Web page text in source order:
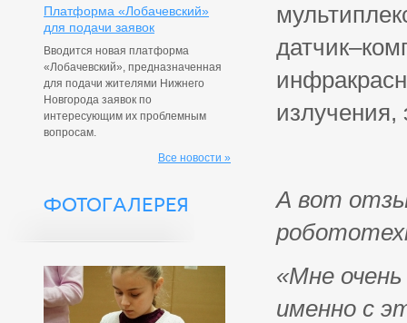
Платформа «Лобачевский»
для подачи заявок
Вводится новая платформа
«Лобачевский», предназначенная
для подачи жителями Нижнего
Новгорода заявок по
интересующим их проблемным
вопросам.
Все новости »
ФОТОГАЛЕРЕЯ
излучения,
А вот
«Мне
именно с